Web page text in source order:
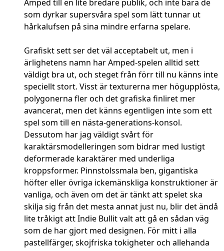
Amped till en lite bredare publik, och inte bara de
som dyrkar supersvåra spel som lätt tunnar ut
hårkalufsen på sina mindre erfarna spelare.
Grafiskt sett ser det väl acceptabelt ut, men i
ärlighetens namn har Amped-spelen alltid sett
väldigt bra ut, och steget från förr till nu känns inte
speciellt stort. Visst är texturerna mer högupplösta,
polygonerna fler och det grafiska finliret mer
avancerat, men det känns egentligen inte som ett
spel som till en nästa-generations-konsol.
Dessutom har jag väldigt svårt för
karaktärsmodelleringen som bidrar med lustigt
deformerade karaktärer med underliga
kroppsformer. Pinnstolssmala ben, gigantiska
höfter eller övriga ickemänskliga konstruktioner är
vanliga, och även om det är tänkt att spelet ska
skilja sig från det mesta annat just nu, blir det ändå
lite tråkigt att Indie Bullit valt att gå en sådan väg
som de har gjort med designen. För mitt i alla
pastellfärger, skojfriska tokigheter och allehanda